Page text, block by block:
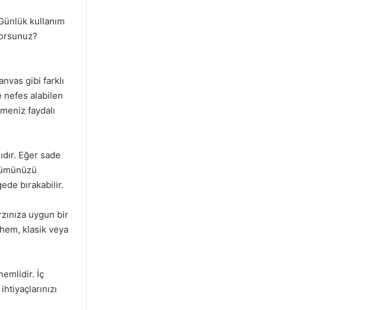
kullanım
gibi farklı
nefes alabilen
faydalı
Eğer sade
bırakabilir.
uygun bir
klasik veya
İç